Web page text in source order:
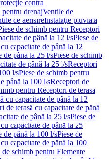
contra
pentru drenajVentile de
de aerisireInstalaţie pluvială
de schimb pentru Receptori
de până la 12 l/sPiese de
capacitate de până la 12
de până la 25 l/sPiese de schimb
de până la 25 l/sReceptori
l/sPiese de schimb pentru
până la 100 l/sReceptori de
pentru Receptori de terasă
cu capacitate de până la 12
de terasă cu capacitate de până
de până la 25 l/sPiese de
capacitate de până la 25
de până la 100 l/sPiese de
capacitate de până la 100
de schimb pentru Elemente